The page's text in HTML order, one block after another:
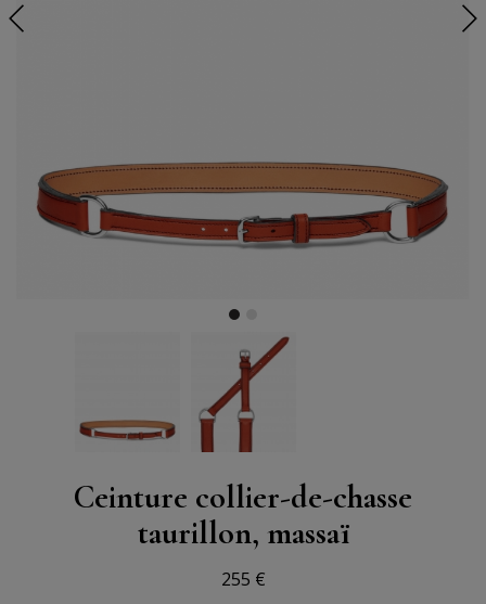
Ceinture collier-de-chasse
taurillon, massaï
255 €